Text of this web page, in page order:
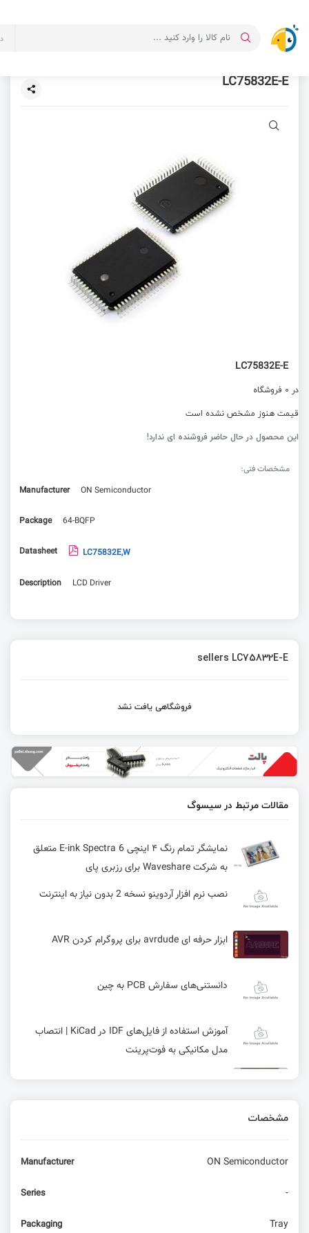
LC75832E-E
LC75832E-E
در 0 فروشگاه
قیمت هنوز مشخص نشده است
این محصول در حال حاضر فروشنده ای ندارد!
مشخصات فنی:
Manufacturer
ON Semiconductor
Package 64-BQFP
Datasheet LC75832E,W
Description LCD Driver
sellers LC75832E-E
فروشگاهی یافت نشد
مقالات مرتبط در سیسوگ
نمایشگر تمام‌ رنگ ۴ اینچی E-ink Spectra 6 متعلق
به شرکت Waveshare برای رزبری پای
نصب نرم افزار آردوینو نسخه 2 بدون نیاز به اینترنت
ابزار حرفه ای avrdude برای پروگرام کردن AVR
دانستنی‌های سفارش PCB به چین
آموزش استفاده از فایل‌های IDF در KiCad | انتصاب
مدل‌ مکانیکی به فوت‌پرینت
امبدد لینوکس – Bootloader (بخش سوم)
مشخصات
Manufacturer ON Semiconductor
Series -
Packaging Tray